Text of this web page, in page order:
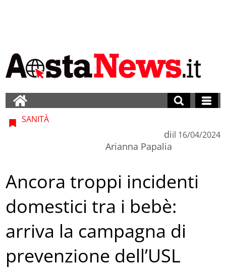
SANITÀ
di
Arianna Papalia
il 16/04/2024
Ancora troppi incidenti
domestici tra i bebè:
arriva la campagna di
prevenzione dell’USL